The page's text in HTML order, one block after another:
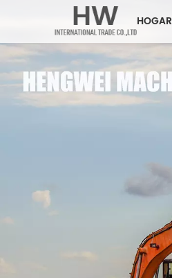
HOGAR